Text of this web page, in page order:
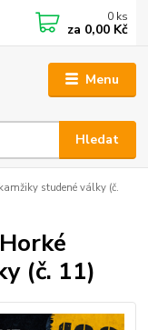
Menu
Hledat
0 ks
za 0,00 Kč
studené války (č.
(č. 11)